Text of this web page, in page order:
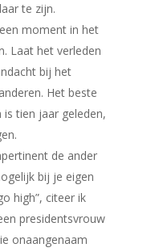
te zijn.
moment in het
Laat het verleden
bij het
Het beste
tien jaar geleden,
de ander
bij je eigen
high”, citeer ik
presidentsvrouw
onaangenaam